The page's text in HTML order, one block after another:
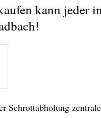
kann jeder
Schrottabholung